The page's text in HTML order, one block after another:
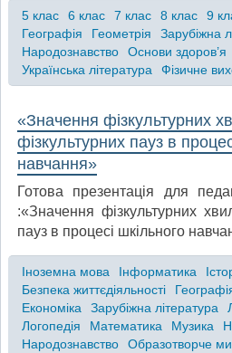
5 клас 6 клас 7 клас 8 клас 9
Географія
Геометрія
Зарубіжна
Народознавство
Основи здоров’я
Українська література
Фізичне
«Значення фізкультурних
фізкультурних пауз в
навчання»
Готова презентація для
:«Значення фізкультурних
пауз в процесі шкільного
Іноземна мова Інформатика
Безпека життєдіяльності
Економіка
Зарубіжна література
Логопедія
Математика Музика
Народознавство
Образотворче